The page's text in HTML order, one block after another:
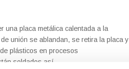
una placa metálica calentada a la
unión se ablandan, se retira la placa y
plásticos en procesos
soldados así.